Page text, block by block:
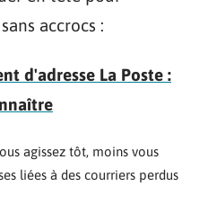
accrocs :
d'adresse La Poste :
agissez tôt, moins vous
liées à des courriers perdus